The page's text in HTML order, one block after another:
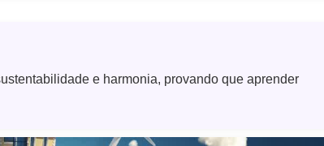
e harmonia, provando que aprender